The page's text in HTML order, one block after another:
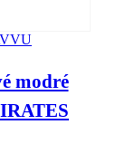
modré